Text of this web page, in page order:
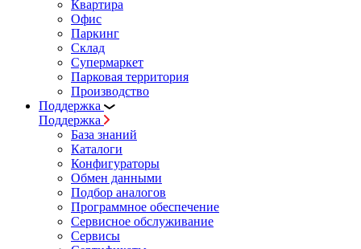
Квартира
Офис
Паркинг
Склад
Супермаркет
Парковая территория
Производство
Поддержка
Поддержка
База знаний
Каталоги
Конфигураторы
Обмен данными
Подбор аналогов
Программное обеспечение
Сервисное обслуживание
Сервисы